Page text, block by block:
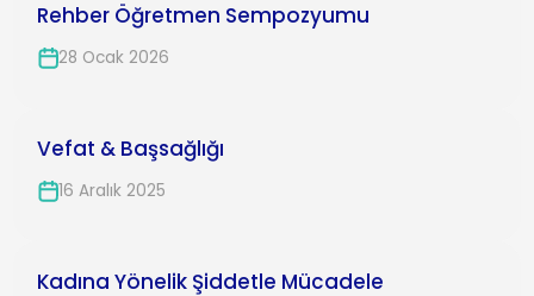
Rehber Öğretmen Sempozyumu
28 Ocak 2026
Vefat & Başsağlığı
16 Aralık 2025
Kadına Yönelik Şiddetle Mücadele